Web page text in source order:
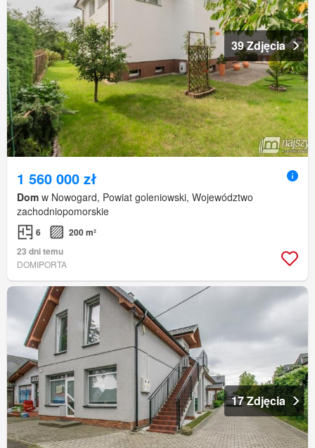
39 Zdjęcia
1 560 000 zł
Dom w Nowogard, Powiat goleniowski, Województwo
zachodniopomorskie
6
200 m²
23 dni temu
DOMIPORTA
17 Zdjęcia